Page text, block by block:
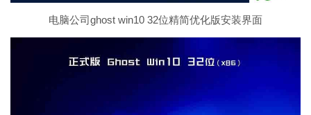
电脑公司ghost win10 32位精简优化版安装界面